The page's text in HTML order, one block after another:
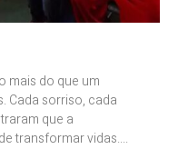
mais do que um
Cada sorriso, cada
que a
transformar vidas....